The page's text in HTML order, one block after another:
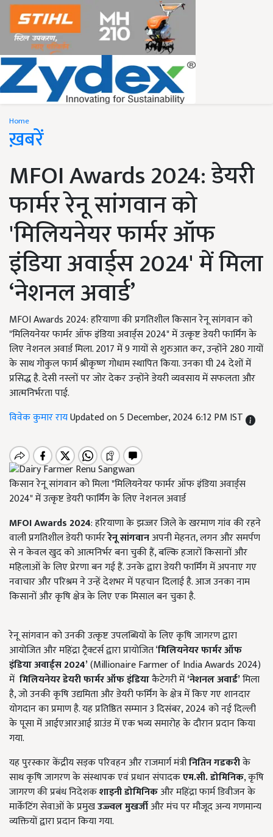
Home
ख़बरें
MFOI Awards 2024: डेयरी
फार्मर रेनू सांगवान को
'मिलियनेयर फार्मर ऑफ
इंडिया अवार्ड्स 2024' में मिला
‘नेशनल अवार्ड’
MFOI Awards 2024: हरियाणा की प्रगतिशील किसान रेनू सांगवान को
"मिलियनेयर फार्मर ऑफ इंडिया अवार्ड्स 2024" में उत्कृष्ट डेयरी फार्मिंग के
लिए नेशनल अवार्ड मिला. 2017 में 9 गायों से शुरुआत कर, उन्होंने 280 गायों
के साथ गोकुल फार्म श्रीकृष्ण गोधाम स्थापित किया. उनका घी 24 देशों में
प्रसिद्ध है. देसी नस्लों पर जोर देकर उन्होंने डेयरी व्यवसाय में सफलता और
आत्मनिर्भरता पाई.
विवेक कुमार रायUpdated on 5 December, 2024 6:12 PM IST
किसान रेनू सांगवान को मिला "मिलियनेयर फार्मर ऑफ इंडिया अवार्ड्स
2024" में उत्कृष्ट डेयरी फार्मिंग के लिए नेशनल अवार्ड
MFOI Awards 2024: हरियाणा के झज्जर जिले के खरमाण गांव की रहने
वाली प्रगतिशील डेयरी फार्मररेनू सांगवानअपनी मेहनत, लगन और समर्पण
से न केवल खुद को आत्मनिर्भर बना चुकी हैं, बल्कि हजारों किसानों और
महिलाओं के लिए प्रेरणा बन गई हैं. उनके द्वारा डेयरी फार्मिंग में अपनाए गए
नवाचार और परिश्रम ने उन्हें देशभर में पहचान दिलाई है. आज उनका नाम
किसानों और कृषि क्षेत्र के लिए एक मिसाल बन चुका है.
रेनू सांगवान को उनकी उत्कृष्ट उपलब्धियों के लिए कृषि जागरण द्वारा
आयोजित और महिंद्रा ट्रैक्टर्स द्वारा प्रायोजित ‘मिलियनेयर फार्मर ऑफ
इंडिया अवार्ड्स2024’(Millionaire Farmer of India Awards 2024)
में मिलियनेयरडेयरी फार्मर ऑफ इंडियाकैटेगरी में‘नेशनल अवार्ड’मिला
है, जो उनकी कृषि उद्यमिता और डेयरी फर्मिंग के क्षेत्र में किए गए शानदार
योगदान का प्रमाण है. यह प्रतिष्ठित सम्मान 3 दिसंबर, 2024 को नई दिल्ली
के पूसा में आईएआरआई ग्राउंड में एक भव्य समारोह के दौरान प्रदान किया
गया.
यह पुरस्कार केंद्रीय सड़क परिवहन और राजमार्ग मंत्रीनितिन गडकरीके
साथ कृषि जागरण के संस्थापक एवं प्रधान संपादकएम.सी. डोमिनिक, कृषि
जागरण की प्रबंध निदेशकशाइनी डोमिनिकऔर महिंद्रा फार्म डिवीजन के
मार्केटिंग सेवाओं के प्रमुखउज्ज्वल मुखर्जीऔर मंच पर मौजूद अन्य गणमान्य
व्यक्तियों द्वारा प्रदान किया गया.